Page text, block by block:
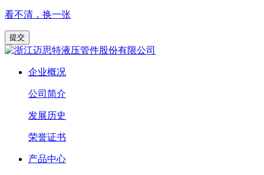
看不清，换一张
企业概况
公司简介
发展历史
荣誉证书
产品中心